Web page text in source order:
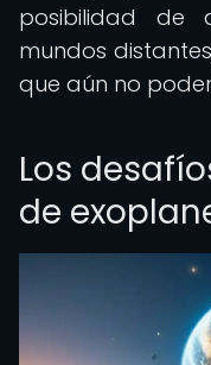
posibilidad de
mundos
que aún no
Los
de